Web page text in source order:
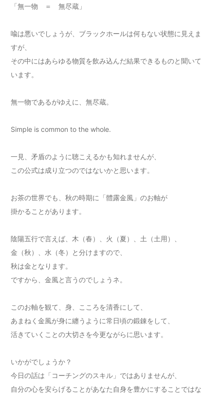
「無一物 ＝ 無尽蔵」
喩は悪いでしょうが、ブラックホールは何もない状態に見えま
すが、
その中にはあらゆる物質を飲み込んだ結果できるものと聞いて
います。
無一物であるがゆえに、無尽蔵。
Simple is common to the whole.
一見、矛盾のように聴こえるかも知れませんが、
この公式は成り立つのではないかと思います。
お茶の世界でも、秋の時期に「體露金風」のお軸が
掛かることがあります。
陰陽五行で言えば、木（春）、火（夏）、土（土用）、
金（秋）、水（冬）と分けますので、
秋は金となります。
ですから、金風と言うのでしょうネ。
このお軸を観て、身、こころを清香にして、
あまねく金風が身に纏うように常日頃の鍛錬をして、
活きていくことの大切さを今更ながらに思います。
いかがでしょうか？
今日の話は「コーチングのスキル」ではありませんが、
自分の心を安らげることがあなた自身を豊かにすることではな